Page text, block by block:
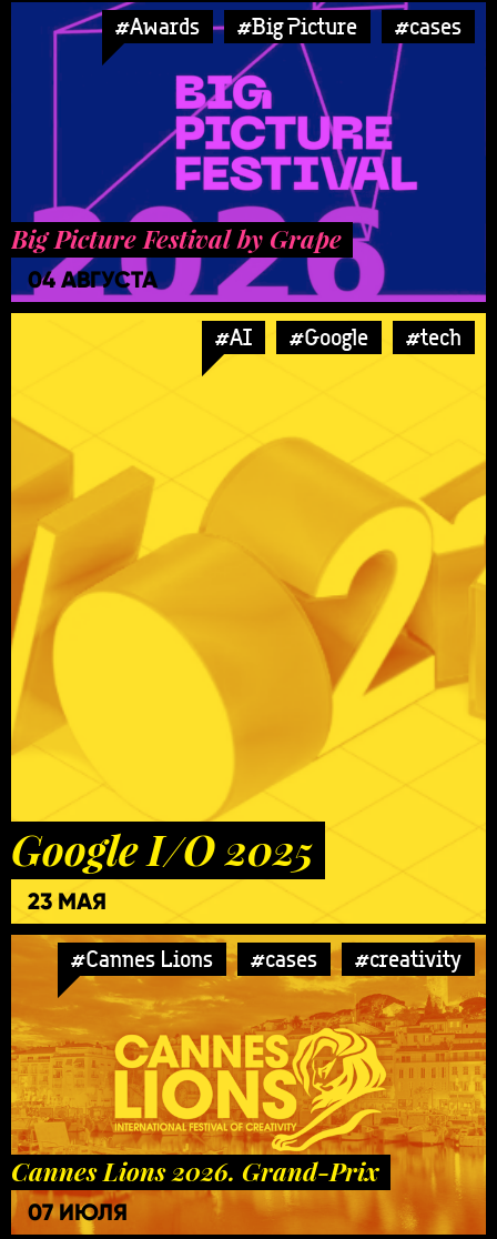
#Awards #Big Picture #cases
Big Picture Festival by Grape
04 АВГУСТА
#AI #Google #tech
Google I/O 2025
23 МАЯ
#Cannes Lions #cases #creativity
Cannes Lions 2026. Grand-Prix
07 ИЮЛЯ